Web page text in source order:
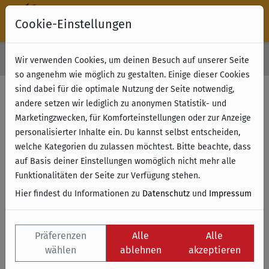
Kostenloser Versand & Retoure ab 49 € (innerhalb Deutschlands)
Cookie-Einstellungen
Wir verwenden Cookies, um deinen Besuch auf unserer Seite
so angenehm wie möglich zu gestalten. Einige dieser Cookies
sind dabei für die optimale Nutzung der Seite notwendig,
andere setzen wir lediglich zu anonymen Statistik- und
Marketingzwecken, für Komforteinstellungen oder zur Anzeige
personalisierter Inhalte ein. Du kannst selbst entscheiden,
welche Kategorien du zulassen möchtest. Bitte beachte, dass
auf Basis deiner Einstellungen womöglich nicht mehr alle
Funktionalitäten der Seite zur Verfügung stehen.
Hier findest du Informationen zu Datenschutz und Impressum
Präferenzen
wählen
Alle
ablehnen
Alle
akzeptieren